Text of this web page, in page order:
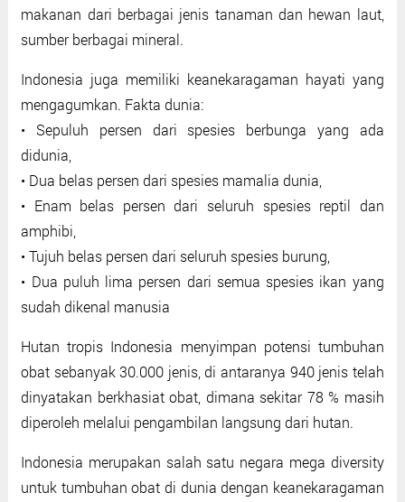
makanan dari berbagai jenis tanaman dan hewan laut,
sumber berbagai mineral.
Indonesia juga memiliki keanekaragaman hayati yang
mengagumkan. Fakta dunia:
• Sepuluh persen dari spesies berbunga yang ada
didunia,
• Dua belas persen dari spesies mamalia dunia,
• Enam belas persen dari seluruh spesies reptil dan
amphibi,
• Tujuh belas persen dari seluruh spesies burung,
• Dua puluh lima persen dari semua spesies ikan yang
sudah dikenal manusia
Hutan tropis Indonesia menyimpan potensi tumbuhan
obat sebanyak 30.000 jenis, di antaranya 940 jenis telah
dinyatakan berkhasiat obat, dimana sekitar 78 % masih
diperoleh melalui pengambilan langsung dari hutan.
Indonesia merupakan salah satu negara mega diversity
untuk tumbuhan obat di dunia dengan keanekaragaman